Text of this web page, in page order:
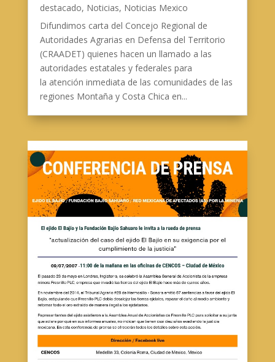
destacado, Noticias, Noticias Mexico
Difundimos carta del Concejo Regional de
Autoridades Agrarias en Defensa del Territorio
(CRAADET) quienes hacen un llamado a las
autoridades estatales y federales para
la atención inmediata de las comunidades de las
regiones Montaña y Costa Chica en...